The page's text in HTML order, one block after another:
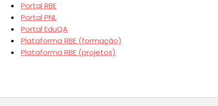
Portal RBE
Portal PNL
Portal EduQA
Plataforma RBE (formação)
Plataforma RBE (projetos)